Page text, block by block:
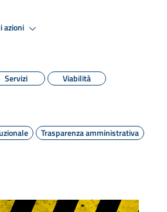
azioni
Servizi Viabilità
Trasparenza amministrativa